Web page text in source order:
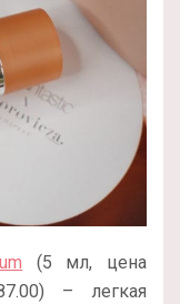
(5 мл, цена
– легкая